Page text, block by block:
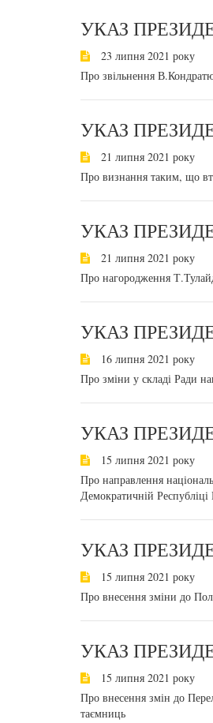
УКАЗ
23 липня 2021 року
Про звільнення
УКАЗ
21 липня 2021 року
Про визнання таким, що
УКАЗ
21 липня 2021 року
Про нагородження
УКАЗ
16 липня 2021 року
Про зміни у складі Ради
УКАЗ
15 липня 2021 року
Про направлення
Демократичній Республіці
УКАЗ
15 липня 2021 року
Про внесення зміни до
УКАЗ
15 липня 2021 року
Про внесення змін до
таємниць